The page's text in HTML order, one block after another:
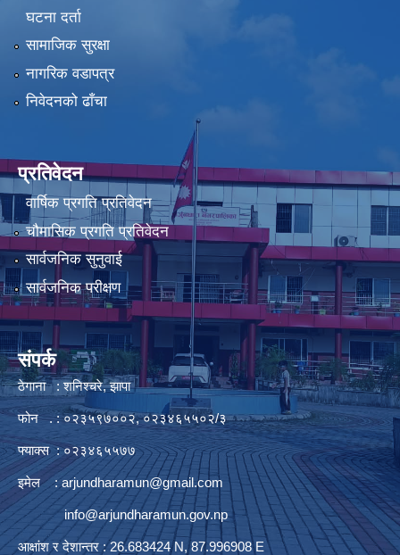
घटना दर्ता
सामाजिक सुरक्षा
नागरिक वडापत्र
निवेदनको ढाँचा
प्रतिवेदन
वार्षिक प्रगति प्रतिवेदन
चौमासिक प्रगति प्रतिवेदन
सार्वजनिक सुनुवाई
सार्वजनिक परीक्षण
संपर्क
ठेगाना : शनिश्चरे, झापा
फोन . : ०२३५९७००२, ०२३४६५५०२/३
फ्याक्स : ०२३४६५५७७
इमेल :arjundharamun@gmail.com
info@arjundharamun.gov.np
आक्षांश र देशान्तर : 26.683424 N, 87.996908 E